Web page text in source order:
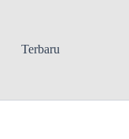
Terbaru